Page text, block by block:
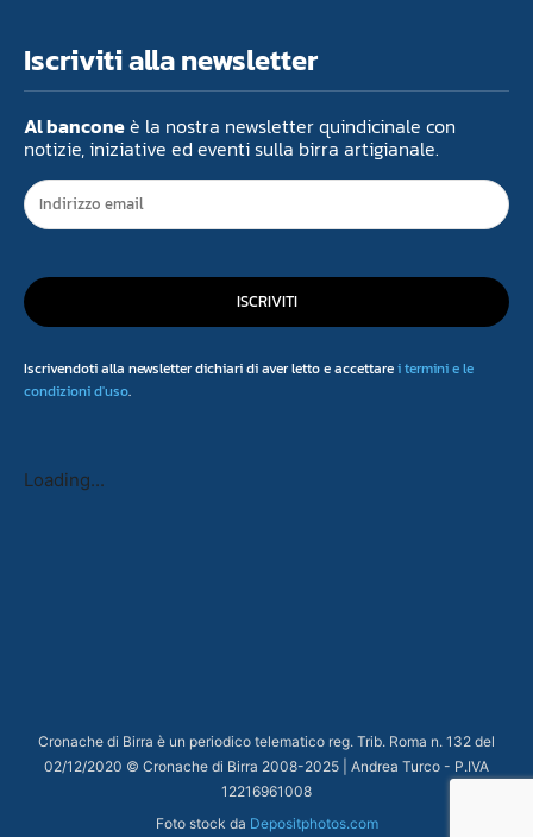
Iscriviti alla newsletter
Al banconeè la nostra newsletter quindicinale con
notizie, iniziative ed eventi sulla birra artigianale.
ISCRIVITI
Iscrivendoti alla newsletter dichiari di aver letto e accettarei termini e le
condizioni d'uso.
Loading...
Cronache di Birra è un periodico telematico reg. Trib. Roma n. 132 del
02/12/2020 © Cronache di Birra 2008-2025 | Andrea Turco - P.IVA
12216961008
Foto stock da Depositphotos.com